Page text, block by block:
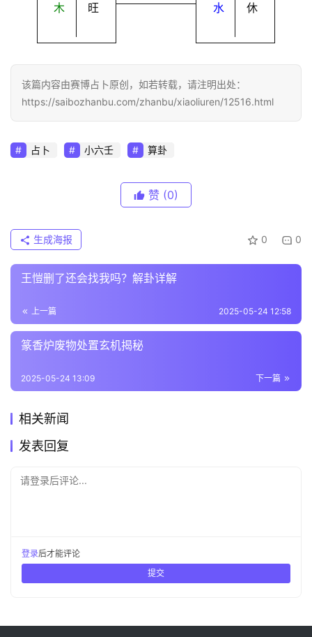
木 旺 水 休
该篇内容由赛博占卜原创，如若转载，请注明出处：
https://saibozhanbu.com/zhanbu/xiaoliuren/12516.html
占卜 小六壬 算卦
赞 (0)
0 0
生成海报
王愷删了还会找我吗？解卦详解
上一篇 2025-05-24 12:58
篆香炉废物处置玄机揭秘
下一篇
2025-05-24 13:09
相关新闻
发表回复
请登录后评论...
登录后才能评论
提交